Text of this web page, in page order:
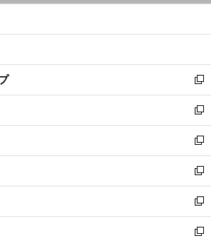
ン
ウ
開
く
新
し
い
ウ
ィ
ン
ド
ウ
で
開
く
新
し
い
ウ
ィ
ン
ド
ウ
で
新
し
い
ウ
ィ
ン
ド
新
し
い
ウ
ィ
新
し
い
新